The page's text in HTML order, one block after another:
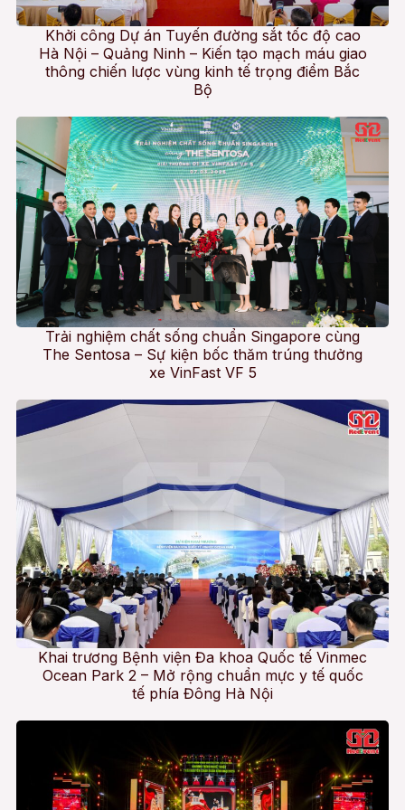
Khởi công Dự án Tuyến đường sắt tốc độ cao
Hà Nội – Quảng Ninh – Kiến tạo mạch máu giao
thông chiến lược vùng kinh tế trọng điểm Bắc
Bộ
Trải nghiệm chất sống chuẩn Singapore cùng
The Sentosa – Sự kiện bốc thăm trúng thưởng
xe VinFast VF 5
Khai trương Bệnh viện Đa khoa Quốc tế Vinmec
Ocean Park 2 – Mở rộng chuẩn mực y tế quốc
tế phía Đông Hà Nội